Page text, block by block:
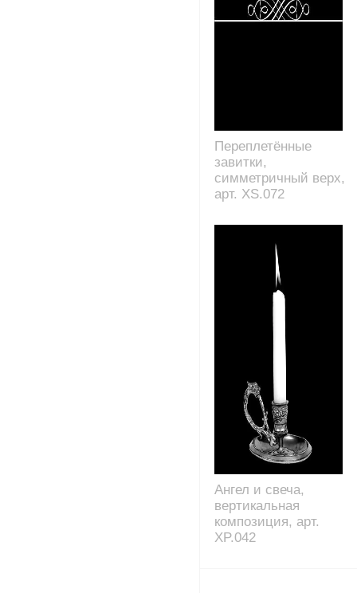
Переплетённые
завитки,
симметричный верх,
арт. XS.072
Ангел и свеча,
вертикальная
композиция, арт.
XP.042